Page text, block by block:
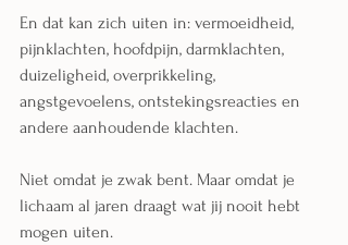
En dat kan zich uiten in: vermoeidheid,
pijnklachten, hoofdpijn, darmklachten,
duizeligheid, overprikkeling,
angstgevoelens, ontstekingsreacties en
andere aanhoudende klachten.
Niet omdat je zwak bent. Maar omdat je
lichaam al jaren draagt wat jij nooit hebt
mogen uiten.